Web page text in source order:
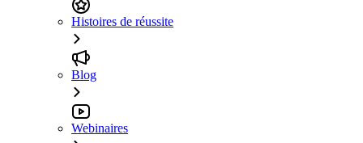
Histoires de réussite
Blog
Webinaires